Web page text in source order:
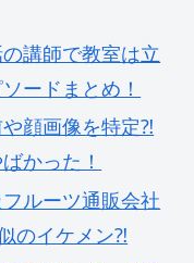
講師で教室は立
ードまとめ！
顔画像を特定⁈
かった！
ルーツ通販会社
のイケメン⁈